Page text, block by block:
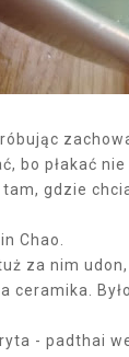
bo płakać nie
gdzie
Chao.
za nim udon,
ceramika.
- padthai